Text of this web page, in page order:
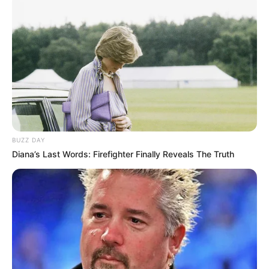
Tenemos todas las noticias que le
interesan. Para estar bien informado, por
favor, active las notificaciones de Alerta.
ACTIVAR AHORA
TEMAS DESTACADOS
CIERRES VIALES EN BUCARAMANGA
TRANSVERSAL DEL CARARE
FLORIDABLANCA
LLUVIAS EN SANTANDER
CIERRES VIALES EN SANTANDER
BUZZ DAY
Diana’s Last Words: Firefighter Finally Reveals The Truth